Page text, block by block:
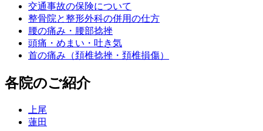
交通事故の保険について
整骨院と整形外科の併用の仕方
腰の痛み・腰部捻挫
頭痛・めまい・吐き気
首の痛み（頚椎捻挫・頚椎損傷）
各院のご紹介
上尾
蓮田